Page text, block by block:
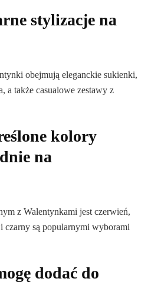
stylizacje na
obejmują eleganckie sukienki,
a także casualowe zestawy z
kolory
na
z Walentynkami jest czerwień,
czarny są popularnymi wyborami
dodać do